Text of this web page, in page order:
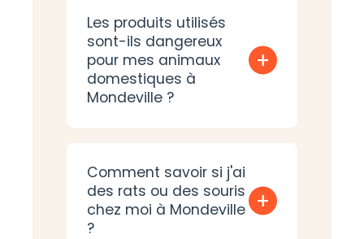
Les produits utilisés
sont-ils dangereux
pour mes animaux
domestiques à
Mondeville ?
+
Comment savoir si j'ai
des rats ou des souris
chez moi à Mondeville
?
+